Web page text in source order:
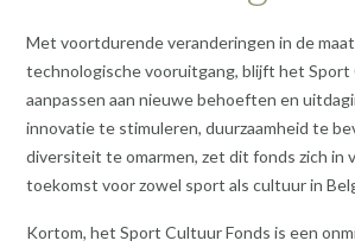
Met voortdurende veranderingen in de
technologische vooruitgang, blijft het Sport
aanpassen aan nieuwe behoeften en
innovatie te stimuleren, duurzaamheid te
diversiteit te omarmen, zet dit fonds zich in
toekomst voor zowel sport als cultuur in
Kortom, het Sport Cultuur Fonds is een